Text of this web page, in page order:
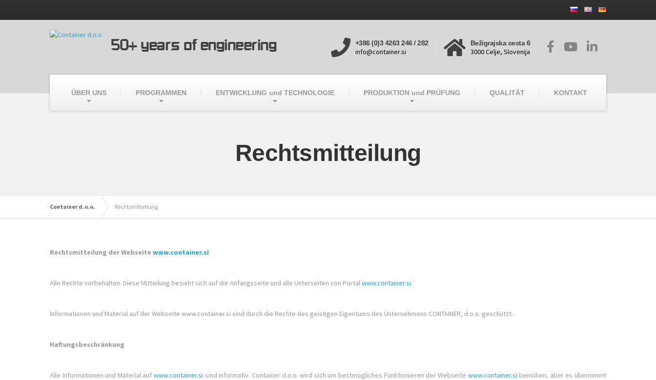
50+ years of engineering +386 (0)3 4263 246 / 282
info@container.si
Bežigrajska cesta 6
3000 Celje, Slovenija
ÜBER UNS PROGRAMMEN ENTWICKLUNG und TECHNOLOGIE PRODUKTION und PRÜFUNG QUALITÄT KONTAKT
Rechtsmitteilung
Container d.o.o. Rechtsmitteilung
Rechtsmitteilung der Webseite www.container.si
Alle Rechte vorbehalten. Diese Mitteilung bezieht sich auf die Anfangsseite und alle Unterseiten von Portal www.container.si.
Informationen und Material auf der Webseite www.container.si sind durch die Rechte des geistigen Eigentums des Unternehmens CONTAINER, d.o.o. geschützt.
Haftungsbeschränkung
Alle Informationen und Material aufwww.container.si sind informativ. Container d.o.o. wird sich um bestmögliches Funktionieren der Webseite www.container.si bemühen, aber es übernimmt